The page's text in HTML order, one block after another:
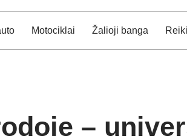
Motociklai Žalioji banga
–